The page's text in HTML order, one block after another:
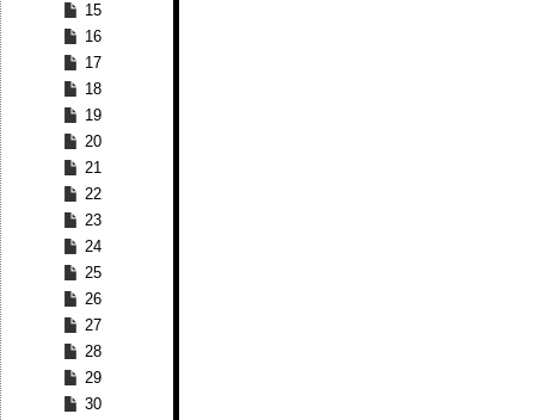
15
16
17
18
19
20
21
22
23
24
25
26
27
28
29
30